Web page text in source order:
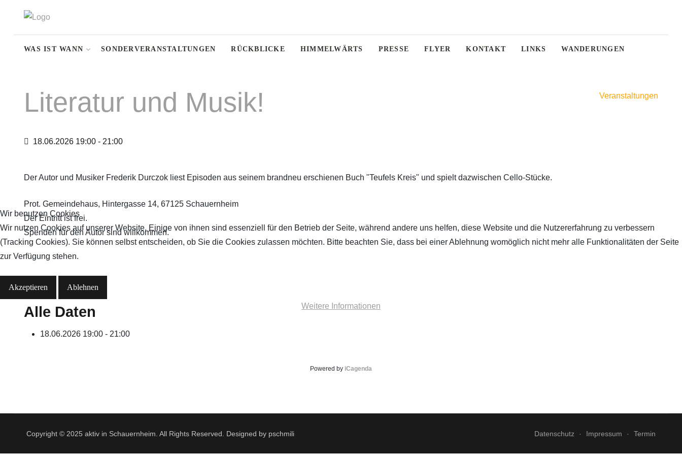
WAS IST WANN SONDERVERANSTALTUNGEN RÜCKBLICKE HIMMELWÄRTS PRESSE FLYER KONTAKT LINKS WANDERUNGEN
Literatur und Musik! Veranstaltungen
18.06.2026 19:00 - 21:00
Der Autor und Musiker Frederik Durczok liest Episoden aus seinem brandneu erschienen Buch "Teufels Kreis" und spielt dazwischen Cello-Stücke.
Prot. Gemeindehaus, Hintergasse 14, 67125 Schauernheim
Der Eintritt ist frei.
Spenden für den Autor sind willkommen.
Alle Daten
18.06.2026 19:00 - 21:00
Powered by iCagenda
Copyright © 2025 aktiv in Schauernheim. All Rights Reserved. Designed by pschmili Datenschutz Impressum Termin
Wir benutzen Cookies
Wir nutzen Cookies auf unserer Website. Einige von ihnen sind essenziell für den Betrieb der Seite, während andere uns helfen, diese Website und die Nutzererfahrung zu verbessern
(Tracking Cookies). Sie können selbst entscheiden, ob Sie die Cookies zulassen möchten. Bitte beachten Sie, dass bei einer Ablehnung womöglich nicht mehr alle Funktionalitäten der Seite
zur Verfügung stehen.
Akzeptieren Ablehnen
Weitere Informationen